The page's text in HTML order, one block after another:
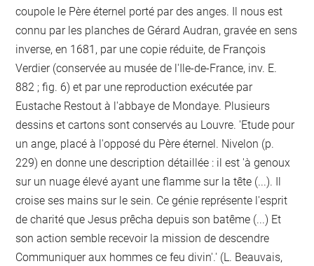
coupole le Père éternel porté par des anges. Il nous est
connu par les planches de Gérard Audran, gravée en sens
inverse, en 1681, par une copie réduite, de François
Verdier (conservée au musée de l'Ile-de-France, inv. E.
882 ; fig. 6) et par une reproduction exécutée par
Eustache Restout à l'abbaye de Mondaye. Plusieurs
dessins et cartons sont conservés au Louvre. 'Etude pour
un ange, placé à l'opposé du Père éternel. Nivelon (p.
229) en donne une description détaillée : il est 'à genoux
sur un nuage élevé ayant une flamme sur la tête (...). Il
croise ses mains sur le sein. Ce génie représente l'esprit
de charité que Jesus prêcha depuis son batême (...) Et
son action semble recevoir la mission de descendre
Communiquer aux hommes ce feu divin'.' (L. Beauvais,